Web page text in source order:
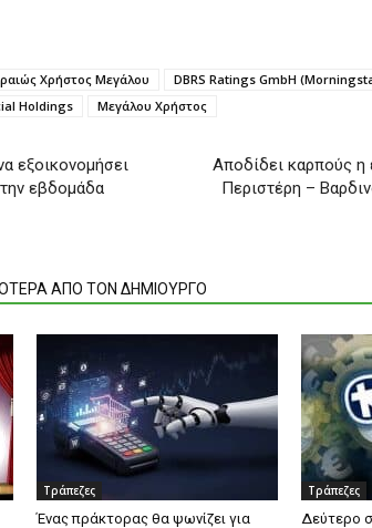
Χρήστος Μεγάλου DBRS Ratings GmbH
Holdings Μεγάλου Χρήστος
εξοικονομήσει
εβδομάδα
Αποδίδει καρπούς η
Περιστέρη –
ΑΠΟ ΤΟΝ ΔΗΜΙΟΥΡΓΟ
Τράπεζες
Ένας πράκτορας θα ψωνίζει για
Τράπεζες
Δεύτερο